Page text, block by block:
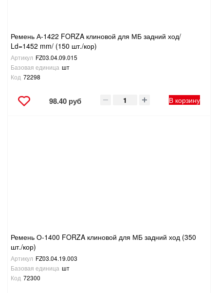
Ремень А-1422 FORZA клиновой для МБ задний ход/
Ld=1452 mm/ (150 шт./кор)
Артикул FZ03.04.09.015
Базовая единица шт
Код 72298
98.40 руб В корзину
Ремень О-1400 FORZA клиновой для МБ задний ход (350
шт./кор)
Артикул FZ03.04.19.003
Базовая единица шт
Код 72300